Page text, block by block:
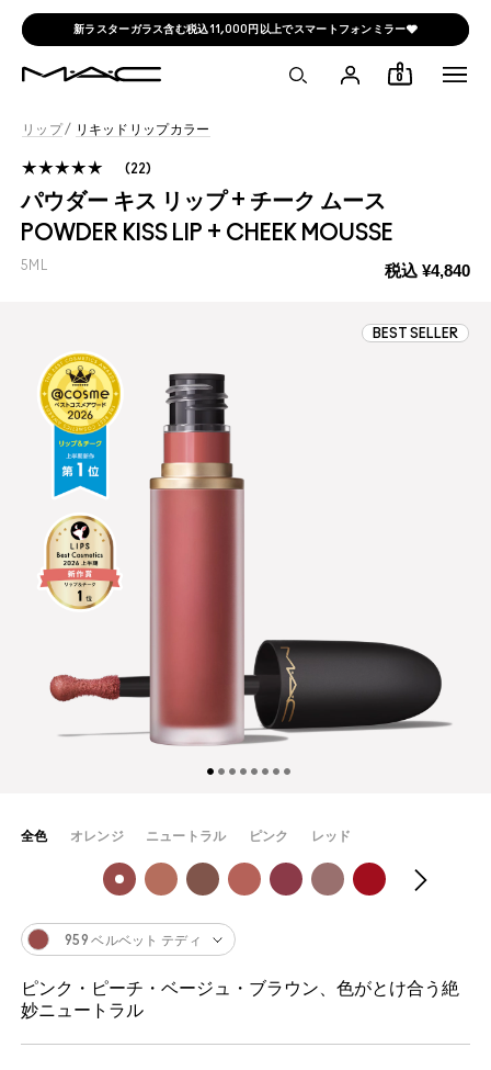
フェイス製品を含むご購入金額に応じてプレゼント
0
リップ/ リキッドリップカラー
パウダー キス リップ + チーク ムース
POWDER KISS LIP + CHEEK MOUSSE
税込 ¥4,840
5ML
22
BEST SELLER
全色 オレンジ ニュートラル ピンク レッド
959 ベルベット テディ
ピンク・ピーチ・ベージュ・ブラウン、色がとけ合う絶
妙ニュートラル